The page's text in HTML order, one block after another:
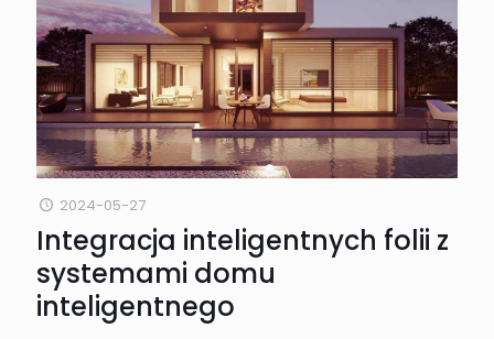
2024-05-27
Integracja inteligentnych folii z
systemami domu
inteligentnego